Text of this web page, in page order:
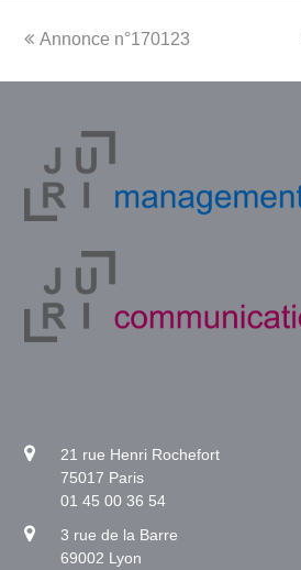
previous
Annonce n°170123
21 rue Henri Rochefort
75017 Paris
01 45 00 36 54
3 rue de la Barre
69002 Lyon